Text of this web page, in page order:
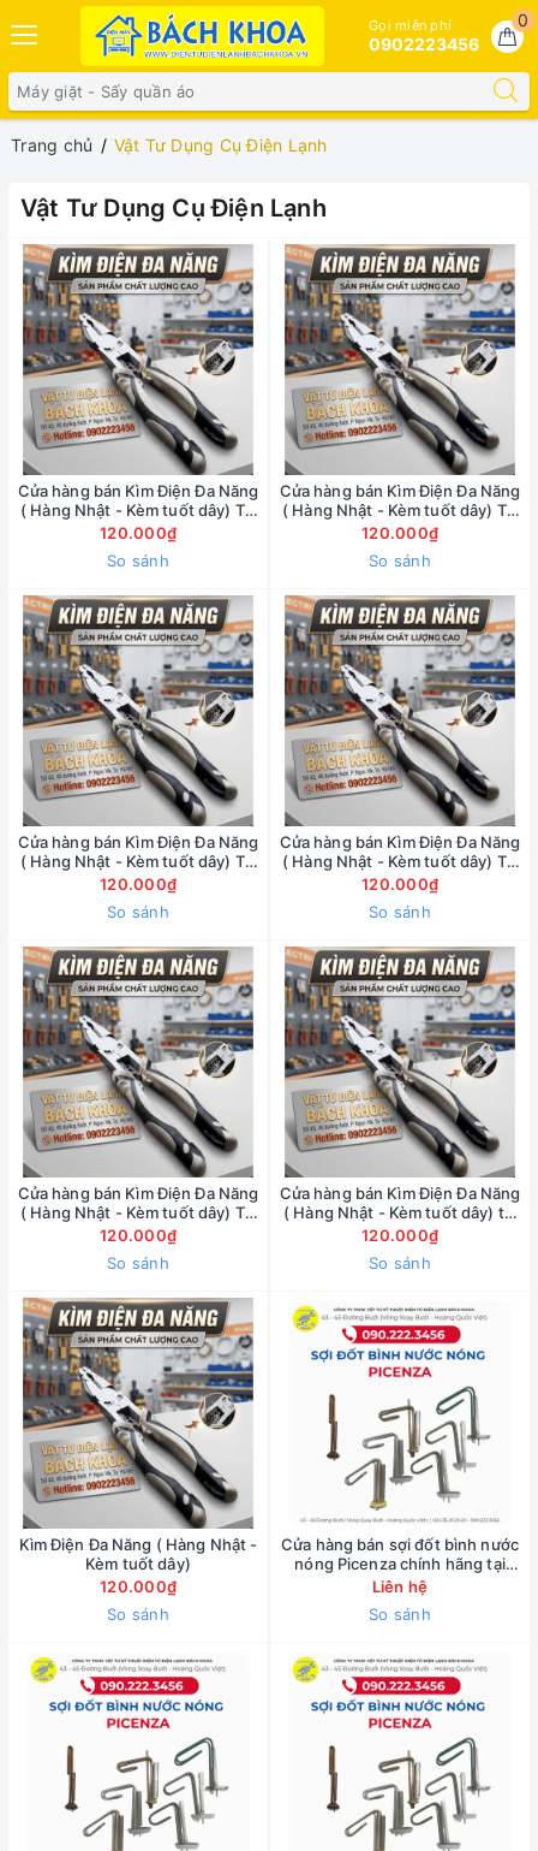
0
Gọi miễn phí
0902223456
Trang chủ Vật Tư Dụng Cụ Điện Lạnh
Vật Tư Dụng Cụ Điện Lạnh
Cửa hàng bán Kìm Điện Đa Năng
( Hàng Nhật - Kèm tuốt dây) Tại
đường Hồ Tùng Mậu -
0902223456
120.000₫
So sánh
Cửa hàng bán Kìm Điện Đa Năng
( Hàng Nhật - Kèm tuốt dây) Tại
đường Xuân Thủy - 0902223456
120.000₫
So sánh
Cửa hàng bán Kìm Điện Đa Năng
( Hàng Nhật - Kèm tuốt dây) Tại
đường Cầu Giấy - 0902223456
120.000₫
So sánh
Cửa hàng bán Kìm Điện Đa Năng
( Hàng Nhật - Kèm tuốt dây) Tại
đường Láng - 0902223456
120.000₫
So sánh
Cửa hàng bán Kìm Điện Đa Năng
( Hàng Nhật - Kèm tuốt dây) Tại
đường Bưởi - 0902223456
120.000₫
So sánh
Cửa hàng bán Kìm Điện Đa Năng
( Hàng Nhật - Kèm tuốt dây) tại
Hà Nội 0902223456
120.000₫
So sánh
Kìm Điện Đa Năng ( Hàng Nhật -
Kèm tuốt dây)
120.000₫
So sánh
Cửa hàng bán sợi đốt bình nước
nóng Picenza chính hãng tại
đường Xuân Thủy ( bảo hành 1
năm ) 090.222.3455
Liên hệ
So sánh